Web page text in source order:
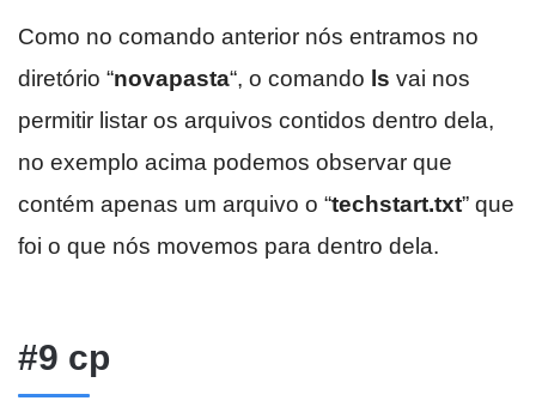
Como no comando anterior nós entramos no
diretório “novapasta“, o comando ls vai nos
permitir listar os arquivos contidos dentro dela,
no exemplo acima podemos observar que
contém apenas um arquivo o “techstart.txt” que
foi o que nós movemos para dentro dela.
#9 cp